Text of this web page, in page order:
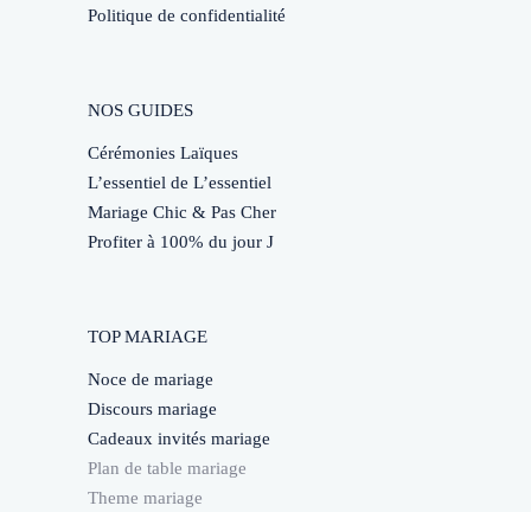
Politique de confidentialité
NOS GUIDES
Cérémonies Laïques
L’essentiel de L’essentiel
Mariage Chic & Pas Cher
Profiter à 100% du jour J
TOP MARIAGE
Noce de mariage
Discours mariage
Cadeaux invités mariage
Plan de table mariage
Theme mariage